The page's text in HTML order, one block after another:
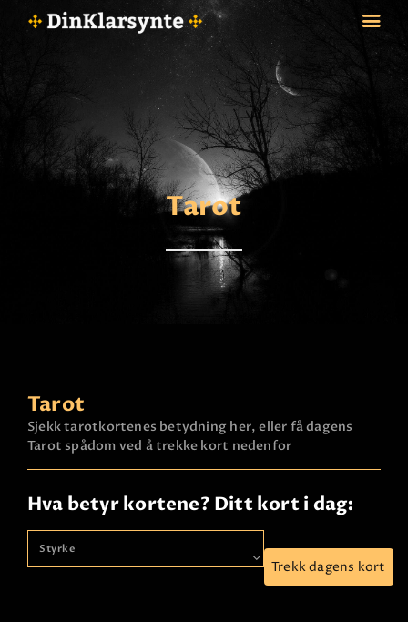
FORSIDE
ASTROLOGI
STJERNETEGN
TAROTKORT
KLARSYNTE
Tarot
Tarot
Sjekk tarotkortenes betydning her, eller få dagens
Tarot spådom ved å trekke kort nedenfor
Hva betyr kortene? Ditt kort i dag:
Trekk dagens kort